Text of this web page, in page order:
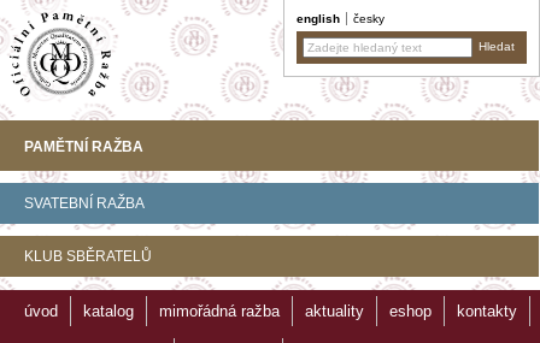
english česky
PAMĚTNÍ RAŽBA
SVATEBNÍ RAŽBA
KLUB SBĚRATELŮ
úvod katalog mimořádná ražba aktuality eshop kontakty